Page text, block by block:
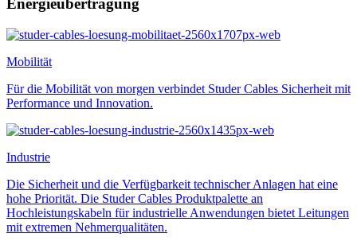
Energieübertragung
Mobilität
Für die Mobilität von morgen verbindet Studer Cables Sicherheit mit
Performance und Innovation.
Industrie
Die Sicherheit und die Verfügbarkeit technischer Anlagen hat eine
hohe Priorität. Die Studer Cables Produktpalette an
Hochleistungskabeln für industrielle Anwendungen bietet Leitungen
mit extremen Nehmerqualitäten.